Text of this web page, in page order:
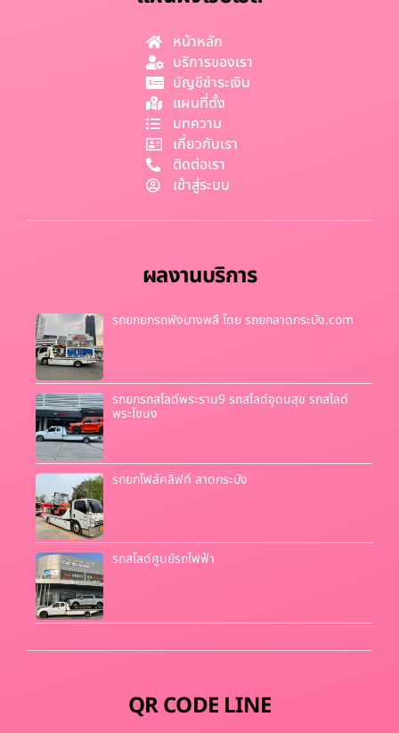
หน้าหลัก
บริการของเรา
บัญชีชำระเงิน
แผนที่ตั้ง
บทความ
เกี่ยวกับเรา
ติดต่อเรา
เข้าสู่ระบบ
ผลงานบริการ
รถยกยกรถพังบางพลี โดย รถยกลาดกระบัง.com
รถยกรถสไลด์พระราม9 รถสไลด์อุดมสุข รถสไลด์
พระโขนง
รถยกโฟล์คลิฟท์ ลาดกระบัง
รถสไลด์ศูนย์รถไฟฟ้า
QR CODE LINE